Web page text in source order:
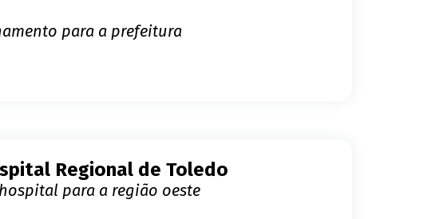
para a prefeitura
Regional de Toledo
para a região oeste